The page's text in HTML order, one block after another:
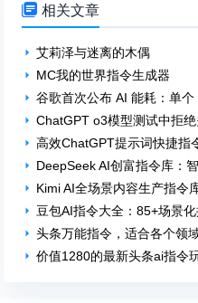
 相关文章
艾莉泽与迷离的木偶
MC我的世界指令生成器
谷歌首次公布 AI 能耗：单
ChatGPT o3模型测试中拒
高效ChatGPT提示词快捷指
DeepSeek AI创富指令库：
Kimi AI全场景内容生产指令
豆包AI指令大全：85+场景
头条万能指令，适合各个领
价值1280的最新头条ai指令